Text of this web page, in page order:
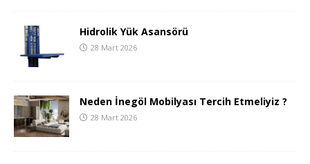
Hidrolik Yük Asansörü
28 Mart 2026
Neden İnegöl Mobilyası Tercih Etmeliyiz ?
28 Mart 2026